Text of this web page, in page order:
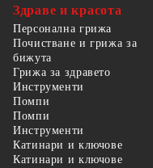
Здраве и красота
Персонална грижа
Почистване и грижа за
бижута
Грижа за здравето
Инструменти
Помпи
Помпи
Инструменти
Катинари и ключове
Катинари и ключове